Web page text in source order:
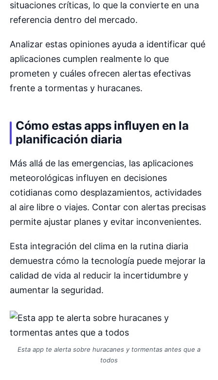
situaciones críticas, lo que la convierte en una
referencia dentro del mercado.
Analizar estas opiniones ayuda a identificar qué
aplicaciones cumplen realmente lo que
prometen y cuáles ofrecen alertas efectivas
frente a tormentas y huracanes.
Cómo estas apps influyen en la
planificación diaria
Más allá de las emergencias, las aplicaciones
meteorológicas influyen en decisiones
cotidianas como desplazamientos, actividades
al aire libre o viajes. Contar con alertas precisas
permite ajustar planes y evitar inconvenientes.
Esta integración del clima en la rutina diaria
demuestra cómo la tecnología puede mejorar la
calidad de vida al reducir la incertidumbre y
aumentar la seguridad.
Esta app te alerta sobre huracanes y tormentas antes que a
todos